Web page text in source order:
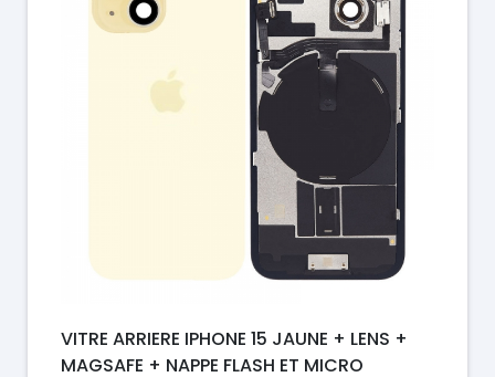
VITRE ARRIERE IPHONE 15 JAUNE + LENS +
MAGSAFE + NAPPE FLASH ET MICRO